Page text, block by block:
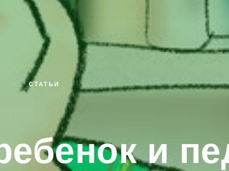
СТАТЬИ
и